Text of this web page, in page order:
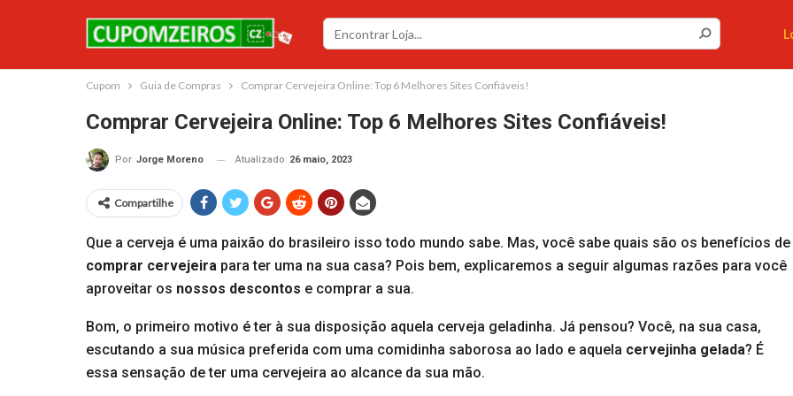
Cupom Guia de Compras Comprar Cervejeira Online: Top 6 Melhores Sites Confiáveis!
Comprar Cervejeira Online: Top 6 Melhores Sites Confiáveis!
Por Jorge Moreno Atualizado 26 maio, 2023
Compartilhe
Que a cerveja é uma paixão do brasileiro isso todo mundo sabe. Mas, você sabe quais são os benefícios de
comprar cervejeira para ter uma na sua casa? Pois bem, explicaremos a seguir algumas razões para você
aproveitar os nossos descontos e comprar a sua.
Bom, o primeiro motivo é ter à sua disposição aquela cerveja geladinha. Já pensou? Você, na sua casa,
escutando a sua música preferida com uma comidinha saborosa ao lado e aquela cervejinha gelada? É
essa sensação de ter uma cervejeira ao alcance da sua mão.